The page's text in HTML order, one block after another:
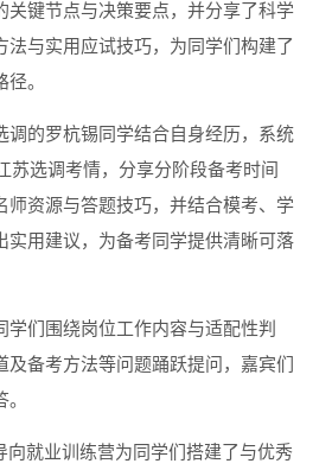
关键节点与决策要点，并分享了科学
法与实用应试技巧，为同学们构建了
。
调的罗杭锡同学结合自身经历，系统
苏选调考情，分享分阶段备考时间
师资源与答题技巧，并结合模考、学
实用建议，为备考同学提供清晰可落
学们围绕岗位工作内容与适配性判
及备考方法等问题踊跃提问，嘉宾们
向就业训练营为同学们搭建了与优秀